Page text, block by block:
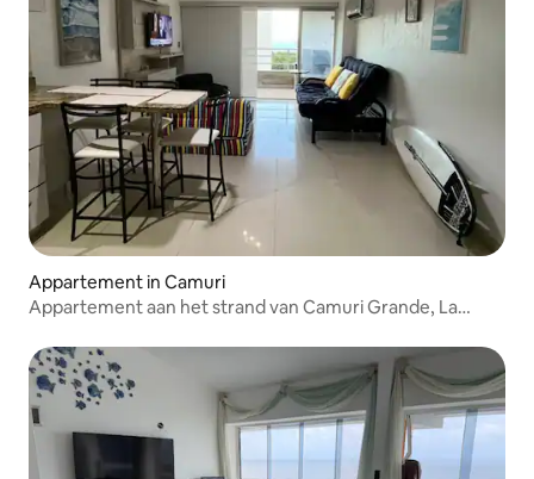
Appartement in Camuri
Appartement aan het strand van Camuri Grande, La